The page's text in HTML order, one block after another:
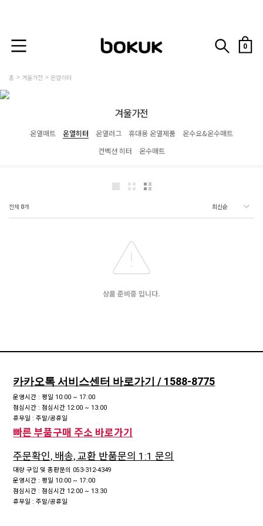
0
홈 겨울가전 온열히터
겨울가전
온열매트 온열히터 온열러그 휴대용 온열제품
온수요&온수매트
컨벡션 히터
온수매트
전체 0개
상품 준비중 입니다.
카카오톡 서비스센터 바로가기 / 1588-8775
운영시간 : 평일 10:00 ~ 17:00
점심시간 : 점심시간 12:00 ~ 13:00
휴무일 : 주말/공휴일
빠른 부품구매 주소 바로가기
주문확인, 배송, 교환 반품문의 1:1 문의
대량 구입 및 총판문의 053-312-4349
운영시간 : 평일 10:00 ~ 17:00
점심시간 : 점심시간 12:00 ~ 13:30
휴무일 : 주말/공휴일